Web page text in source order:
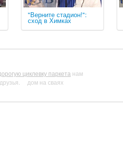
"Верните стадион!":
сход в Химках
циклевку паркета нам
дом на сваях